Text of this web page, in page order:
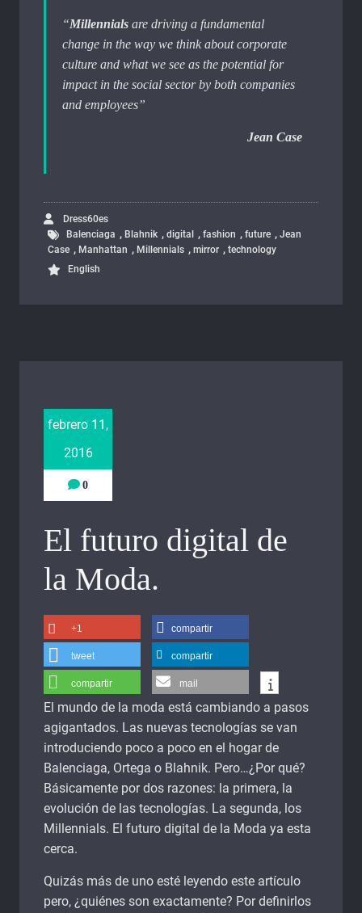
“Millennials are driving a fundamental
change in the way we think about corporate
culture and what we see as the potential for
impact in the social sector by both companies
and employees”
Jean Case
Dress60es
Balenciaga , Blahnik , digital , fashion , future , Jean
Case , Manhattan , Millennials , mirror , technology
English
febrero 11,
2016
0
El futuro digital de
la Moda.
+1 compartir
tweet compartir
compartir mail
El mundo de la moda está cambiando a pasos
agigantados. Las nuevas tecnologías se van
introduciendo poco a poco en el hogar de
Balenciaga, Ortega o Blahnik. Pero…¿Por qué?
Básicamente por dos razones: la primera, la
evolución de las tecnologías. La segunda, los
Millennials. El futuro digital de la Moda ya esta
cerca.
Quizás más de uno esté leyendo este artículo
pero, ¿quiénes son exactamente? Por definirlos